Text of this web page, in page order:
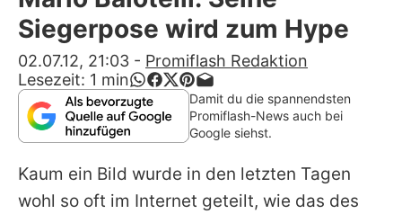
Alle Themen auf Promiflash
App runterladen
Team
Redaktionelle Richtlinien
Impressum
Siegerpose wird zum Hype
02.07.12, 21:03 - Promiflash Redaktion
Lesezeit: 1 min
Damit du die spannendsten
Promiflash-News auch bei
Google siehst.
Kaum ein Bild wurde in den letzten Tagen
wohl so oft im Internet geteilt, wie das des